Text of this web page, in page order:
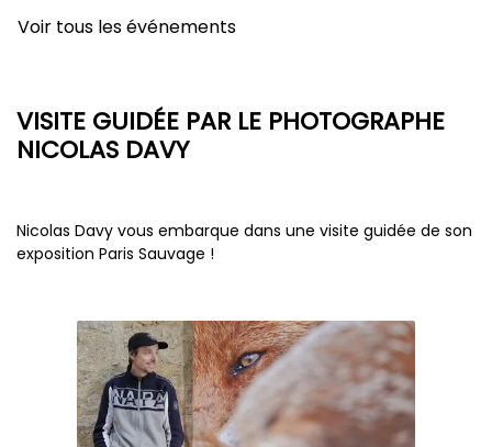
Voir tous les événements
VISITE GUIDÉE PAR LE PHOTOGRAPHE
NICOLAS DAVY
Nicolas Davy vous embarque dans une visite guidée de son
exposition Paris Sauvage !